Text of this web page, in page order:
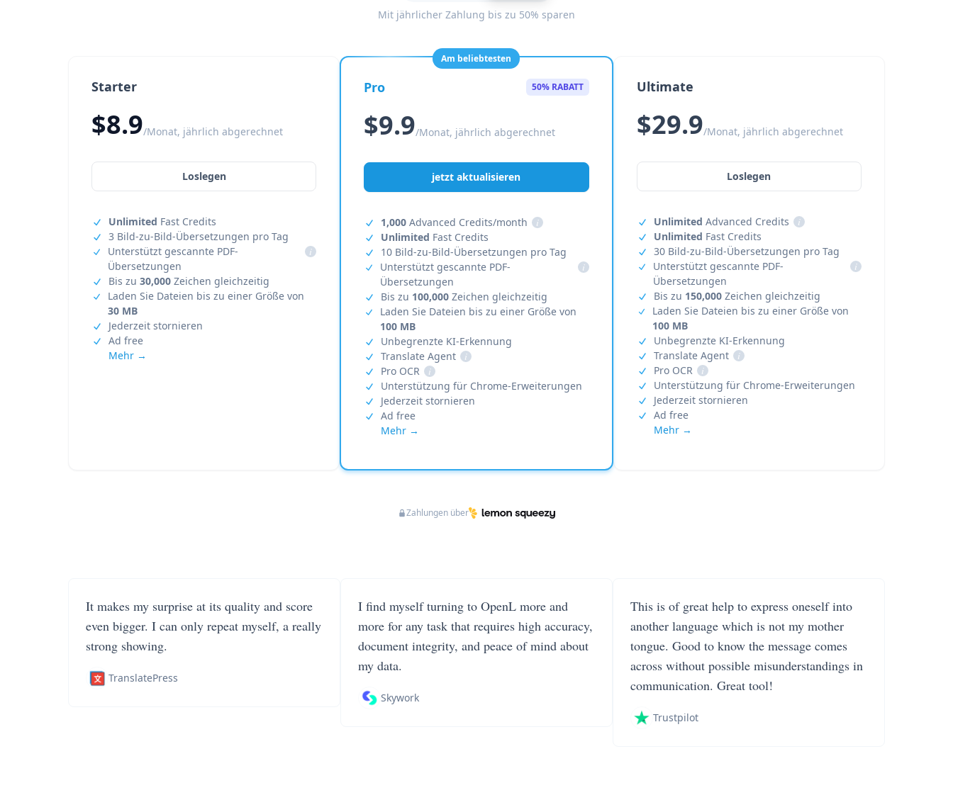
Mit jährlicher Zahlung bis zu 50% sparen
Starter
$8.9/Monat, jährlich abgerechnet
Loslegen
Unlimited Fast Credits
3 Bild-zu-Bild-Übersetzungen pro Tag
Unterstützt gescannte PDF-
Übersetzungen
i
Bis zu 30,000 Zeichen gleichzeitig
Laden Sie Dateien bis zu einer Größe von
30 MB
Jederzeit stornieren
Ad free
Mehr →
Am beliebtesten
Pro 50% RABATT
$9.9/Monat, jährlich abgerechnet
jetzt aktualisieren
1,000 Advanced Credits/month
i
Unlimited Fast Credits
10 Bild-zu-Bild-Übersetzungen pro Tag
Unterstützt gescannte PDF-
Übersetzungen
i
Bis zu 100,000 Zeichen gleichzeitig
Laden Sie Dateien bis zu einer Größe von
100 MB
Unbegrenzte KI-Erkennung
Translate Agent
i
Pro OCR
i
Unterstützung für Chrome-Erweiterungen
Jederzeit stornieren
Ad free
Mehr →
Ultimate
$29.9/Monat, jährlich abgerechnet
Loslegen
Unlimited Advanced Credits
i
Unlimited Fast Credits
30 Bild-zu-Bild-Übersetzungen pro Tag
Unterstützt gescannte PDF-
Übersetzungen
i
Bis zu 150,000Zeichen gleichzeitig
Laden Sie Dateien bis zu einer Größe von
100 MB
Unbegrenzte KI-Erkennung
Translate Agent
i
Pro OCR
i
Unterstützung für Chrome-Erweiterungen
Jederzeit stornieren
Ad free
Mehr →
Zahlungen über
It makes my surprise at its quality and score
even bigger. I can only repeat myself, a really
strong showing.
TranslatePress
I find myself turning to OpenL more and
more for any task that requires high accuracy,
document integrity, and peace of mind about
my data.
Skywork
This is of great help to express oneself into
another language which is not my mother
tongue. Good to know the message comes
across without possible misunderstandings in
communication. Great tool!
Trustpilot